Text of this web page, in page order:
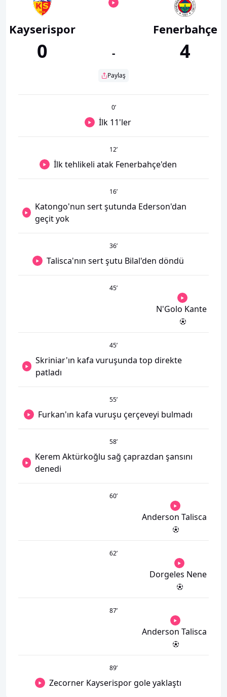
Kayserispor
0 -
Paylaş
Fenerbahçe
4
0’
İlk 11'ler
12’
İlk tehlikeli atak Fenerbahçe'den
16’
Katongo'nun sert şutunda Ederson'dan
geçit yok
36’
Talisca'nın sert şutu Bilal'den döndü
45’
N'Golo Kante
45’
Skriniar'ın kafa vuruşunda top direkte
patladı
55’
Furkan'ın kafa vuruşu çerçeveyi bulmadı
58’
Kerem Aktürkoğlu sağ çaprazdan şansını
denedi
60’
Anderson Talisca
62’
Dorgeles Nene
87’
Anderson Talisca
89’
Zecorner Kayserispor gole yaklaştı